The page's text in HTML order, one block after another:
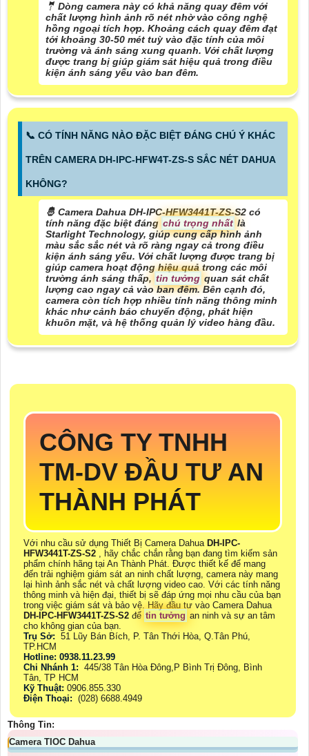
🤵 Dòng camera này có khả năng quay đêm với
chất lượng hình ảnh rõ nét nhờ vào công nghệ
hồng ngoại tích hợp. Khoảng cách quay đêm đạt
tới khoảng 30-50 mét tuỳ vào đặc tính của môi
trường và ánh sáng xung quanh. Với chất lượng
được trang bị giúp giám sát hiệu quả trong điều
kiện ánh sáng yếu vào ban đêm.
📞 CÓ TÍNH NĂNG NÀO ĐẶC BIỆT ĐÁNG CHÚ Ý KHÁC
TRÊN CAMERA DH-IPC-HFW4T-ZS-S SẮC NÉT DAHUA
KHÔNG?
🤴 Camera Dahua DH-IPC-HFW3441T-ZS-S2 có
tính năng đặc biệt đáng chú trọng nhất là
Starlight Technology, giúp cung cấp hình ảnh
màu sắc sắc nét và rõ ràng ngay cả trong điều
kiện ánh sáng yếu. Với chất lượng được trang bị
giúp camera hoạt động hiệu quả trong các môi
trường ánh sáng thấp, tin tưởng quan sát chất
lượng cao ngay cả vào ban đêm. Bên cạnh đó,
camera còn tích hợp nhiều tính năng thông minh
khác như cảnh báo chuyển động, phát hiện
khuôn mặt, và hệ thống quản lý video hàng đầu.
CÔNG TY TNHH
TM-DV ĐẦU TƯ AN
THÀNH PHÁT
Với nhu cầu sử dụng Thiết Bị Camera Dahua DH-IPC-
HFW3441T-ZS-S2 , hãy chắc chắn rằng bạn đang tìm kiếm sản
phẩm chính hãng tại An Thành Phát. Được thiết kế để mang
đến trải nghiệm giám sát an ninh chất lượng, camera này mang
lại hình ảnh sắc nét và chất lượng video cao. Với các tính năng
thông minh và hiện đại, thiết bị sẽ đáp ứng mọi nhu cầu của bạn
trong việc giám sát và bảo vệ. Hãy đầu tư vào Camera Dahua
DH-IPC-HFW3441T-ZS-S2 để tin tưởng an ninh và sự an tâm
cho không gian của bạn.
Trụ Sở: 51 Lũy Bán Bích, P. Tân Thới Hòa, Q.Tân Phú,
TP.HCM
Hotline: 0938.11.23.99
Chi Nhánh 1: 445/38 Tân Hòa Đông,P Bình Trị Đông, Bình
Tân, TP HCM
Kỹ Thuật: 0906.855.330
Điện Thoại: (028) 6688.4949
Thông Tin:
Camera TIOC Dahua